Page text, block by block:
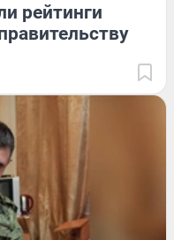
рейтинги